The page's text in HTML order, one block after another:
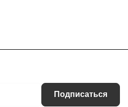
Подписаться